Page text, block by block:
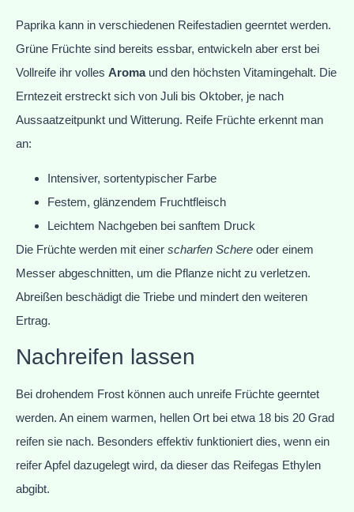
Paprika kann in verschiedenen Reifestadien geerntet werden.
Grüne Früchte sind bereits essbar, entwickeln aber erst bei
Vollreife ihr volles Aromaund den höchsten Vitamingehalt. Die
Erntezeit erstreckt sich von Juli bis Oktober, je nach
Aussaatzeitpunkt und Witterung. Reife Früchte erkennt man
an:
Intensiver, sortentypischer Farbe
Festem, glänzendem Fruchtfleisch
Leichtem Nachgeben bei sanftem Druck
Die Früchte werden mit einer scharfen Schere oder einem
Messer abgeschnitten, um die Pflanze nicht zu verletzen.
Abreißen beschädigt die Triebe und mindert den weiteren
Ertrag.
Nachreifen lassen
Bei drohendem Frost können auch unreife Früchte geerntet
werden. An einem warmen, hellen Ort bei etwa 18 bis 20 Grad
reifen sie nach. Besonders effektiv funktioniert dies, wenn ein
reifer Apfel dazugelegt wird, da dieser das Reifegas Ethylen
abgibt.